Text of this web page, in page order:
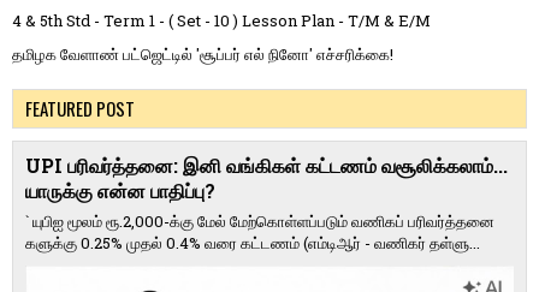
4 & 5th Std - Term 1 - ( Set - 10 ) Lesson Plan - T/M & E/M
தமிழக வேளாண் பட்ஜெட்டில் 'சூப்பர் எல் நினோ' எச்சரிக்கை!
FEATURED POST
UPI பரிவர்த்தனை: இனி வங்கிகள் கட்டணம் வசூலிக்கலாம்...
யாருக்கு என்ன பாதிப்பு?
` யுபிஐ மூலம் ரூ.2,000-க்கு மேல் மேற்​கொள்​ளப்​படும் வணி​கப் பரிவர்த்​தனை​
களுக்கு 0.25% முதல் 0.4% வரை கட்​ட​ணம் (எம்​டிஆர் - வணி​கர் தள்​ளு...